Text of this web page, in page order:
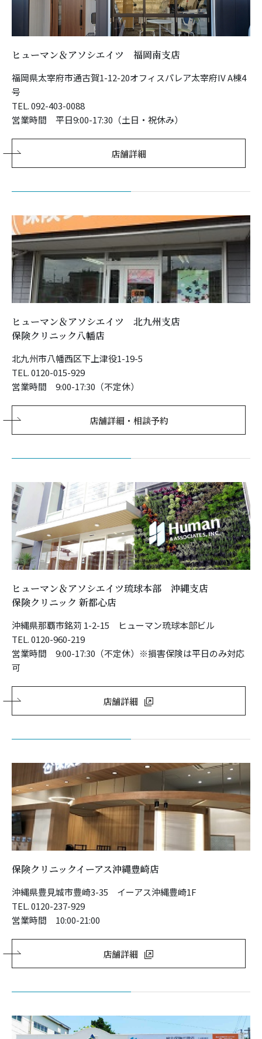
ヒューマン＆アソシエイツ 福岡南支店
福岡県太宰府市通古賀1-12-20オフィスパレア太宰府IV A棟4
号
TEL. 092-403-0088
営業時間 平日9:00-17:30（土日・祝休み）
店舗詳細
ヒューマン＆アソシエイツ 北九州支店
保険クリニック八幡店
北九州市八幡西区下上津役1-19-5
TEL. 0120-015-929
営業時間 9:00-17:30（不定休）
店舗詳細・相談予約
ヒューマン＆アソシエイツ琉球本部 沖縄支店
保険クリニック 新都心店
沖縄県那覇市銘苅 1-2-15 ヒューマン琉球本部ビル
TEL. 0120-960-219
営業時間 9:00-17:30（不定休）※損害保険は平日のみ対応
可
店舗詳細
保険クリニックイーアス沖縄豊崎店
沖縄県豊見城市豊崎3-35 イーアス沖縄豊崎1F
TEL. 0120-237-929
営業時間 10:00-21:00
店舗詳細